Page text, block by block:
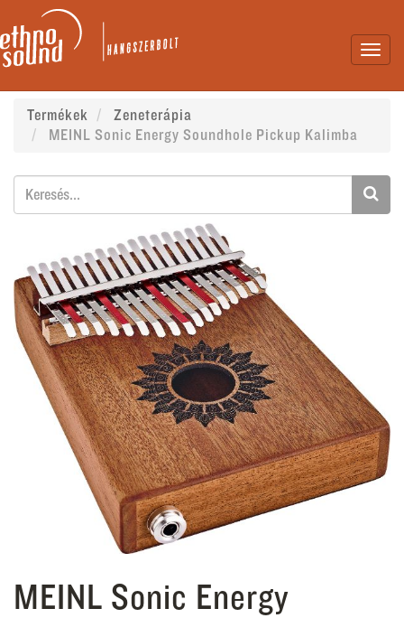
Termékek
Zeneterápia
MEINL Sonic Energy Soundhole Pickup Kalimba
MEINL Sonic Energy